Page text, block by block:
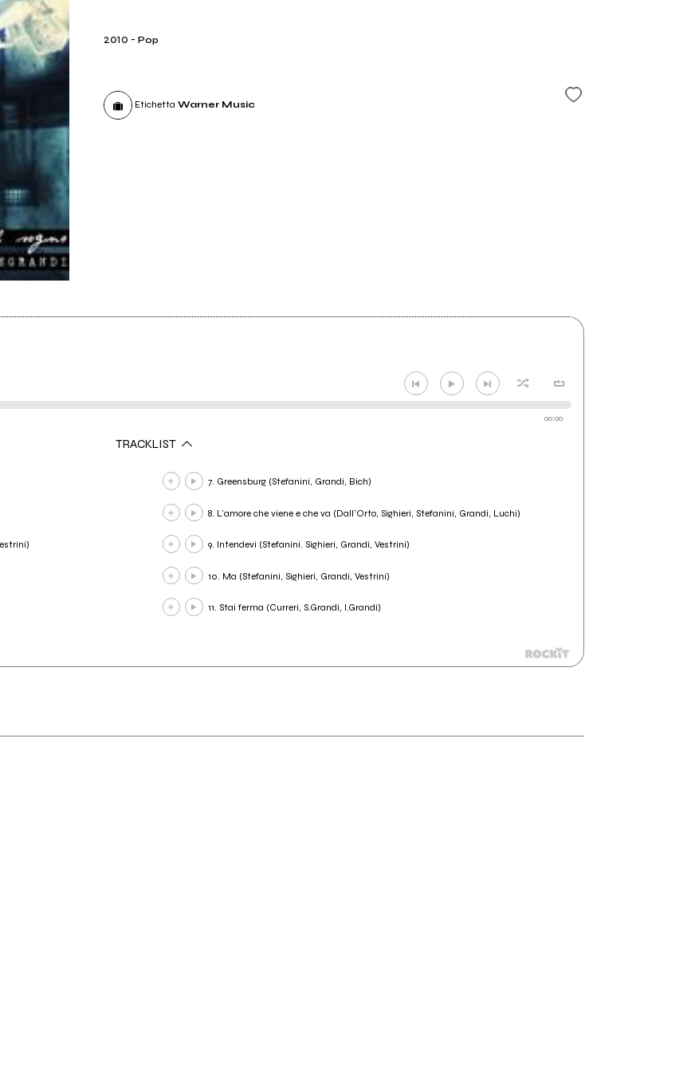
2010 -Pop
Etichetta Warner Music
00:00
TRACKLIST
7. Greensburg (Stefanini, Grandi, Bich)
8. L'amore che viene e che va (Dall’Orto, Sighieri, Stefanini, Grandi, Luchi)
9. Intendevi (Stefanini. Sighieri, Grandi, Vestrini)
10. Ma (Stefanini, Sighieri, Grandi, Vestrini)
11. Stai ferma (Curreri, S.Grandi, I.Grandi)